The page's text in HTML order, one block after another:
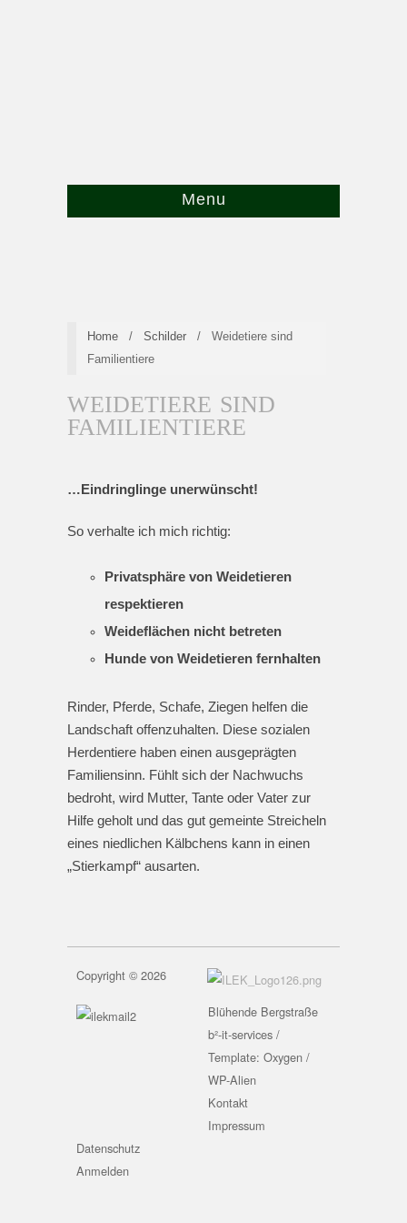
Menu
Home / Schilder /
Weidetiere sind
Familientiere
WEIDETIERE SIND
FAMILIENTIERE
…Eindringlinge unerwünscht!
So verhalte ich mich richtig:
Privatsphäre von Weidetieren
respektieren
Weideflächen nicht betreten
Hunde von Weidetieren fernhalten
Rinder, Pferde, Schafe, Ziegen helfen die
Landschaft offenzuhalten. Diese sozialen
Herdentiere haben einen ausgeprägten
Familiensinn. Fühlt sich der Nachwuchs
bedroht, wird Mutter, Tante oder Vater zur
Hilfe geholt und das gut gemeinte Streicheln
eines niedlichen Kälbchens kann in einen
„Stierkampf“ ausarten.
Copyright © 2026
Blühende Bergstraße
b²-it-services /
Template: Oxygen /
WP-Alien
Kontakt
Impressum
Datenschutz
Anmelden